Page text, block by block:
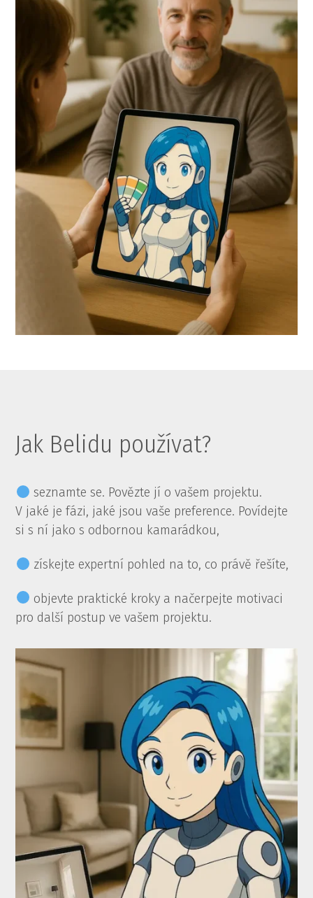
Jak Belidu používat?
seznamte se. Povězte jí o vašem projektu.
V jaké je fázi, jaké jsou vaše preference. Povídejte
si s ní jako s odbornou kamarádkou,
získejte expertní pohled na to, co právě řešíte,
objevte praktické kroky a načerpejte motivaci
pro další postup ve vašem projektu.